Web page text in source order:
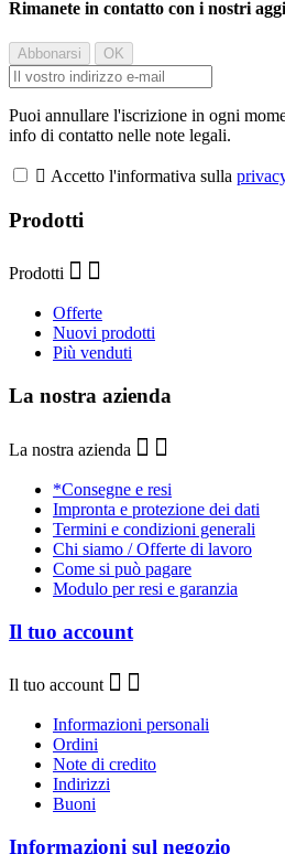
Rimanete in contatto con i nostri
Puoi annullare l'iscrizione in ogni
info di contatto nelle note legali.
 Accetto l'informativa sulla
Prodotti
Prodotti
Offerte
Nuovi prodotti
Più venduti
La nostra azienda
La nostra azienda
*Consegne e resi
Impronta e protezione dei dati
Termini e condizioni generali
Chi siamo / Offerte di lavoro
Come si può pagare
Modulo per resi e garanzia
Il tuo account
Il tuo account
Informazioni personali
Ordini
Note di credito
Indirizzi
Buoni
Informazioni sul negozio